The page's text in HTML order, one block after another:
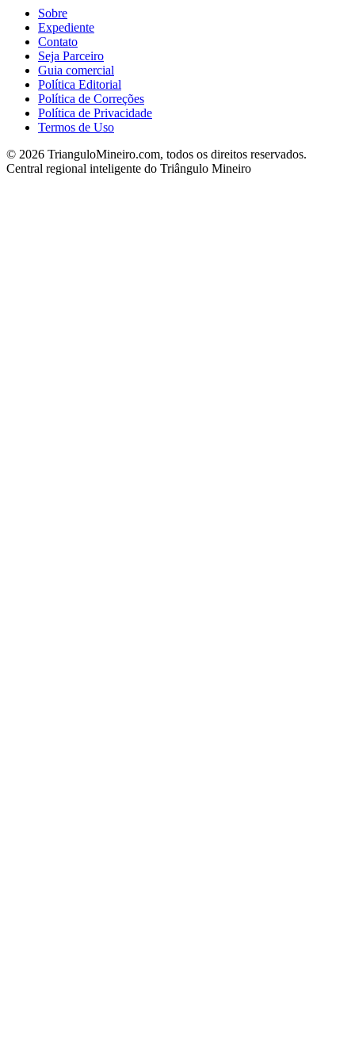
Sobre
Expediente
Contato
Seja Parceiro
Guia comercial
Política Editorial
Política de Correções
Política de Privacidade
Termos de Uso
© 2026 TrianguloMineiro.com, todos os direitos reservados.
Central regional inteligente do Triângulo Mineiro